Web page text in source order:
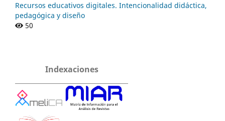
Recursos educativos digitales. Intencionalidad didáctica,
pedagógica y diseño
50
Indexaciones